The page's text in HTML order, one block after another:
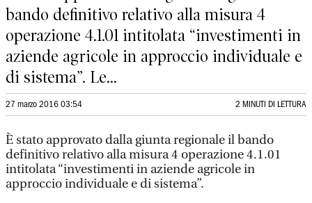
bando definitivo relativo alla misura 4
operazione 4.1.01 intitolata “investimenti in
aziende agricole in approccio individuale e
di sistema”. Le...
27 marzo 2016 03:54 2 MINUTI DI LETTURA
È stato approvato dalla giunta regionale il bando
definitivo relativo alla misura 4 operazione 4.1.01
intitolata “investimenti in aziende agricole in
approccio individuale e di sistema”.